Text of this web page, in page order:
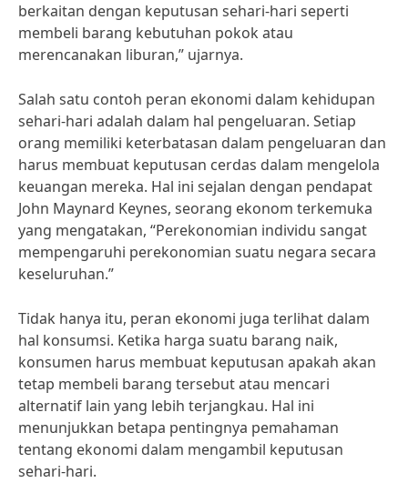
berkaitan dengan keputusan sehari-hari seperti
membeli barang kebutuhan pokok atau
merencanakan liburan,” ujarnya.
Salah satu contoh peran ekonomi dalam kehidupan
sehari-hari adalah dalam hal pengeluaran. Setiap
orang memiliki keterbatasan dalam pengeluaran dan
harus membuat keputusan cerdas dalam mengelola
keuangan mereka. Hal ini sejalan dengan pendapat
John Maynard Keynes, seorang ekonom terkemuka
yang mengatakan, “Perekonomian individu sangat
mempengaruhi perekonomian suatu negara secara
keseluruhan.”
Tidak hanya itu, peran ekonomi juga terlihat dalam
hal konsumsi. Ketika harga suatu barang naik,
konsumen harus membuat keputusan apakah akan
tetap membeli barang tersebut atau mencari
alternatif lain yang lebih terjangkau. Hal ini
menunjukkan betapa pentingnya pemahaman
tentang ekonomi dalam mengambil keputusan
sehari-hari.